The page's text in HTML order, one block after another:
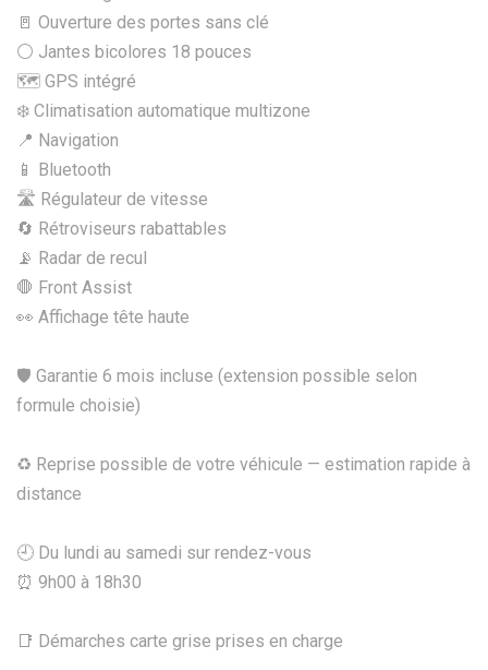
🚪 Ouverture des portes sans clé
⚪ Jantes bicolores 18 pouces
🗺️ GPS intégré
❄️ Climatisation automatique multizone
📍 Navigation
📱 Bluetooth
🛣️ Régulateur de vitesse
🔄 Rétroviseurs rabattables
📡 Radar de recul
🛑 Front Assist
👀 Affichage tête haute
🛡️ Garantie 6 mois incluse (extension possible selon
formule choisie)
♻️ Reprise possible de votre véhicule — estimation rapide à
distance
🕘 Du lundi au samedi sur rendez-vous
⏰ 9h00 à 18h30
📑 Démarches carte grise prises en charge